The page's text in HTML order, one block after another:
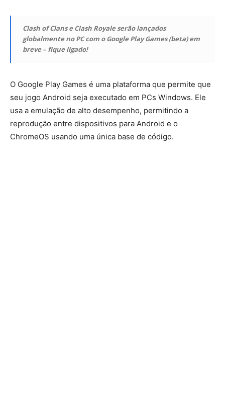
Clash of Clans e Clash Royale serão lançados
globalmente no PC com o Google Play Games (beta) em
breve – fique ligado!
O Google Play Games é uma plataforma que permite que
seu jogo Android seja executado em PCs Windows. Ele
usa a emulação de alto desempenho, permitindo a
reprodução entre dispositivos para Android e o
ChromeOS usando uma única base de código.